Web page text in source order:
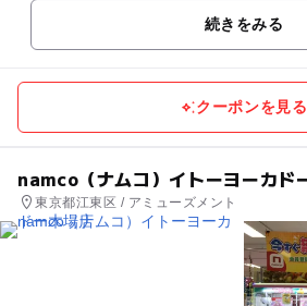
続きをみる
クーポンを見る
namco（ナムコ）イトーヨーカド
東京都江東区 / アミューズメント